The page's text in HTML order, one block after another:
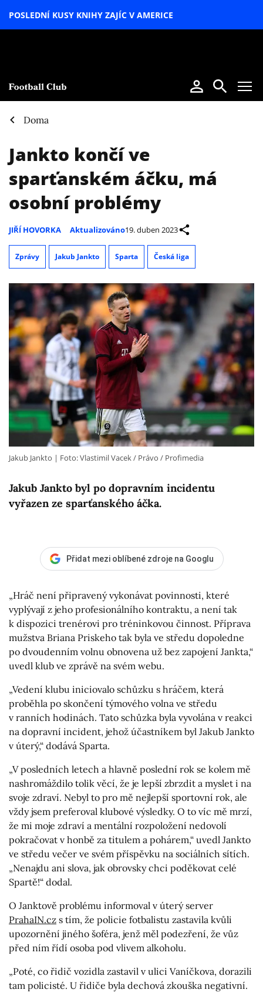
POSLEDNÍ KUSY KNIHY ZAJÍC V AMERICE
Doma
Jankto končí ve
sparťanském áčku, má
osobní problémy
JIŘÍ HOVORKA Aktualizováno19. duben 2023
Zprávy Jakub Jankto Sparta Česká liga
Jakub Jankto byl po dopravním incidentu
vyřazen ze sparťanského áčka.
Jakub Jankto Foto: Vlastimil Vacek / Právo / Profimedia
Přidat mezi oblíbené zdroje na Googlu
„Hráč není připravený vykonávat povinnosti, které
vyplývají z jeho profesionálního kontraktu, a není tak
k dispozici trenérovi pro tréninkovou činnost. Příprava
mužstva Briana Priskeho tak byla ve středu dopoledne
po dvoudenním volnu obnovena už bez zapojení Jankta,“
uvedl klub ve zprávě na svém webu.
„Vedení klubu iniciovalo schůzku s hráčem, která
proběhla po skončení týmového volna ve středu
v ranních hodinách. Tato schůzka byla vyvolána v reakci
na dopravní incident, jehož účastníkem byl Jakub Jankto
v úterý,“ dodává Sparta.
„V posledních letech a hlavně poslední rok se kolem mě
nashromáždilo tolik věcí, že je lepší zbrzdit a myslet i na
svoje zdraví. Nebyl to pro mě nejlepší sportovní rok, ale
vždy jsem preferoval klubové výsledky. O to víc mě mrzí,
že mi moje zdraví a mentální rozpoložení nedovolí
pokračovat v honbě za titulem a pohárem,“ uvedl Jankto
ve středu večer ve svém příspěvku na sociálních sítích.
„Nenajdu ani slova, jak obrovsky chci poděkovat celé
Spartě!“ dodal.
O Janktově problému informoval v úterý server
PrahaIN.cz s tím, že policie fotbalistu zastavila kvůli
upozornění jiného šoféra, jenž měl podezření, že vůz
před ním řídí osoba pod vlivem alkoholu.
„Poté, co řidič vozidla zastavil v ulici Vaníčkova, dorazili
tam policisté. U řidiče byla dechová zkouška negativní.